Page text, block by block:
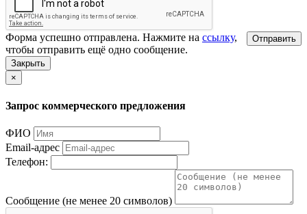
Отправить
Форма успешно отправлена. Нажмите на ссылку,
чтобы отправить ещё одно сообщение.
Закрыть
×
Запрос коммерческого предложения
ФИО
Email-адрес
Телефон:
Сообщение (не менее 20 символов)